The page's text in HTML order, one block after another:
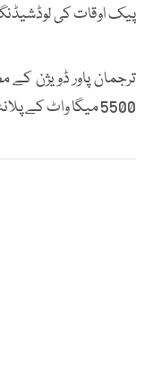
پیک اوقات کی
ترجمان پاور ڈویژن
5500 میگا واٹ کے پلانٹس بند ہیں۔